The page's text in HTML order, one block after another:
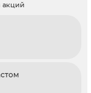
акций